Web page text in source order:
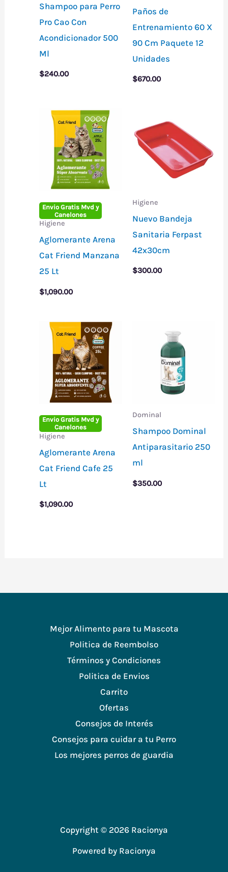
Shampoo para Perro
Pro Cao Con
Acondicionador 500
Ml
$240.00
Paños de
Entrenamiento 60 X
90 Cm Paquete 12
Unidades
$670.00
Envio Gratis Mvd y
Canelones
Higiene
Aglomerante Arena
Cat Friend Manzana
25 Lt
$1,090.00
Higiene
Nuevo Bandeja
Sanitaria Ferpast
42x30cm
$300.00
Envio Gratis Mvd y
Canelones
Higiene
Aglomerante Arena
Cat Friend Cafe 25
Lt
$1,090.00
Dominal
Shampoo Dominal
Antiparasitario 250
ml
$350.00
Mejor Alimento para tu Mascota
Politica de Reembolso
Términos y Condiciones
Politica de Envios
Carrito
Ofertas
Consejos de Interés
Consejos para cuidar a tu Perro
Los mejores perros de guardia
Copyright © 2026 Racionya
Powered by Racionya